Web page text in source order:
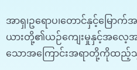
အာရှ၊ဥရောပ၊တောင်နှင့်မြော
ယားတို့၏ယဉ်ကျေးမှုနှင့်အလေ့
သောအကြောင်းအရာတို့ကိုထည့်သွ